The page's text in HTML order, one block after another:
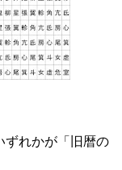
ずれかが「旧暦の